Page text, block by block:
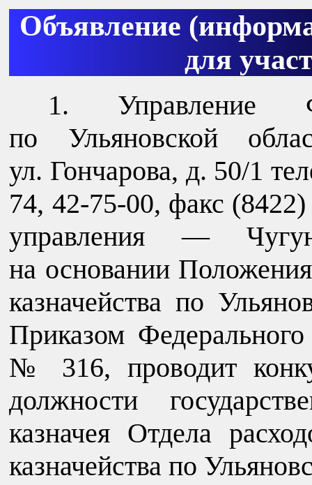
Объявление
для
Управление
по Ульяновской
ул. Гончарова, д. 50/1
74, 42-75-00, факс
управления —
на основании
казначейства по
Приказом Федерального
№ 316, проводит
должности
казначея Отдела
казначейства по